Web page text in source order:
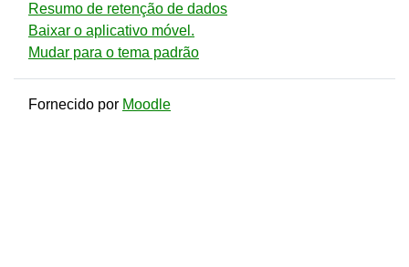
Resumo de retenção de dados
Baixar o aplicativo móvel.
Mudar para o tema padrão
Fornecido por Moodle